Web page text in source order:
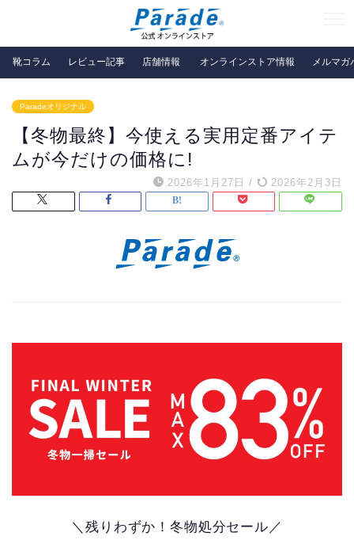
靴コラム レビュー記事 店舗情報 オンラインストア情報 メルマガ
Paradeオリジナル
【冬物最終】今使える実用定番アイテ
ムが今だけの価格に!
2026年1月27日 / 2026年2月3日
＼残りわずか！冬物処分セール／